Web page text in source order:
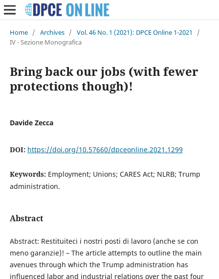
Home / Archives / Vol. 46 No. 1 (2021): DPCE Online 1-2021
/
IV - Sezione Monografica
Bring back our jobs (with fewer
protections though)!
Davide Zecca
DOI: https://doi.org/10.57660/dpceonline.2021.1299
Keywords: Employment; Unions; CARES Act; NLRB; Trump
administration.
Abstract
Abstract: Restituiteci i nostri posti di lavoro (anche se con
meno garanzie)! – The article attempts to outline the main
avenues through which the Trump administration has
influenced labor and industrial relations over the past four